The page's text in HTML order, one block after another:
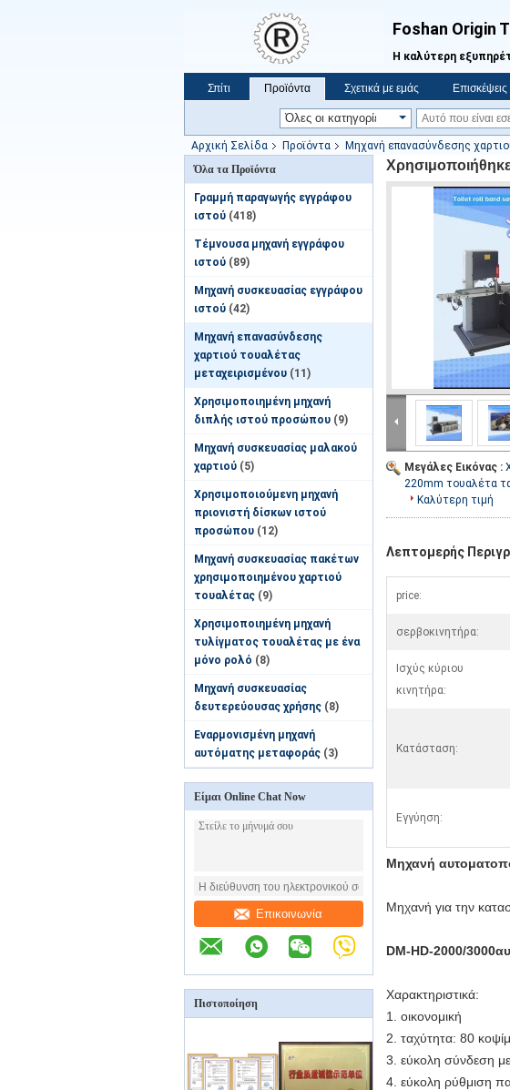
Foshan Origin
Η καλύτερη
Σπίτι Προϊόντα Σχετικά με εμάς
Ζητήστε ένα απόσπασμα Ειδήσεις Vr
Αρχική Σελίδα Προϊόντα Μηχανή επανασύνδεσης
πριονιστήρι
Όλα τα Προϊόντα
Γραμμή παραγωγής εγγράφου
ιστού (418)
Τέμνουσα μηχανή εγγράφου
ιστού (89)
Μηχανή συσκευασίας εγγράφου
ιστού (42)
Μηχανή επανασύνδεσης
χαρτιού τουαλέτας
μεταχειρισμένου (11)
Χρησιμοποιημένη μηχανή
διπλής ιστού προσώπου (9)
Μηχανή συσκευασίας μαλακού
χαρτιού (5)
Χρησιμοποιούμενη μηχανή
πριονιστή δίσκων ιστού
προσώπου (12)
Μηχανή συσκευασίας πακέτων
χρησιμοποιημένου χαρτιού
τουαλέτας (9)
Χρησιμοποιημένη μηχανή
τυλίγματος τουαλέτας με ένα
μόνο ρολό (8)
Μηχανή συσκευασίας
δευτερεύουσας χρήσης (8)
Εναρμονισμένη μηχανή
αυτόματης μεταφοράς (3)
Είμαι Online Chat Now
Επικοινωνία
Πιστοποίηση
Χρησιμοποιήθηκε
Μεγάλες Εικόνας :
220mm τουαλέτα
Καλύτερη τιμή
Λεπτομερής
price:
σερβοκινητήρα:
Ισχύς κύριου
κινητήρα:
Κατάσταση:
Εγγύηση:
Μηχανή
Μηχανή για την
DM-HD-2000/
Χαρακτηριστικά:
1. οικονομική
2. ταχύτητα: 80
3. εύκολη σύνδεση
4. εύκολη ρύθμιση